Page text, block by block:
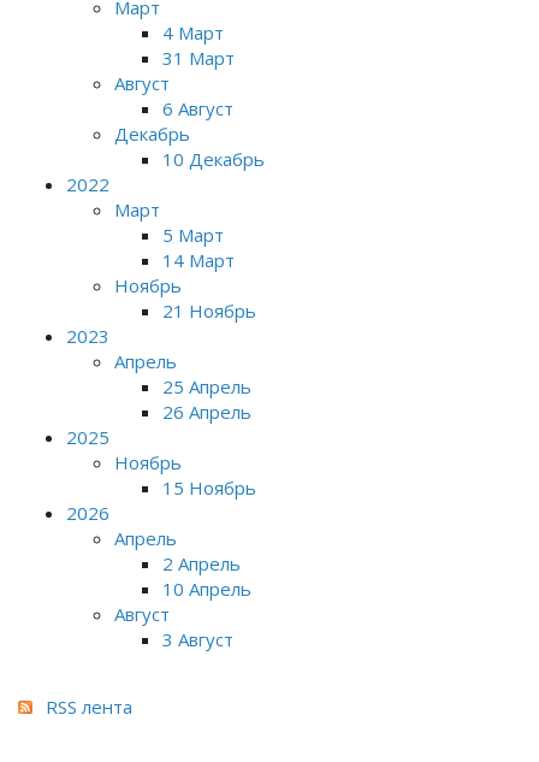
Март
4 Март
31 Март
Август
6 Август
Декабрь
10 Декабрь
2022
Март
5 Март
14 Март
Ноябрь
21 Ноябрь
2023
Апрель
25 Апрель
26 Апрель
2025
Ноябрь
15 Ноябрь
2026
Апрель
2 Апрель
10 Апрель
Август
3 Август
RSS лента